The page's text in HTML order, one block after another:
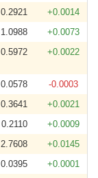
0.2921
+0.0014
1.0988
+0.0073
0.5972 +0.0022
0.0578
-0.0003
0.3641
+0.0021
0.2110
+0.0009
2.7608
+0.0145
0.0395
+0.0001